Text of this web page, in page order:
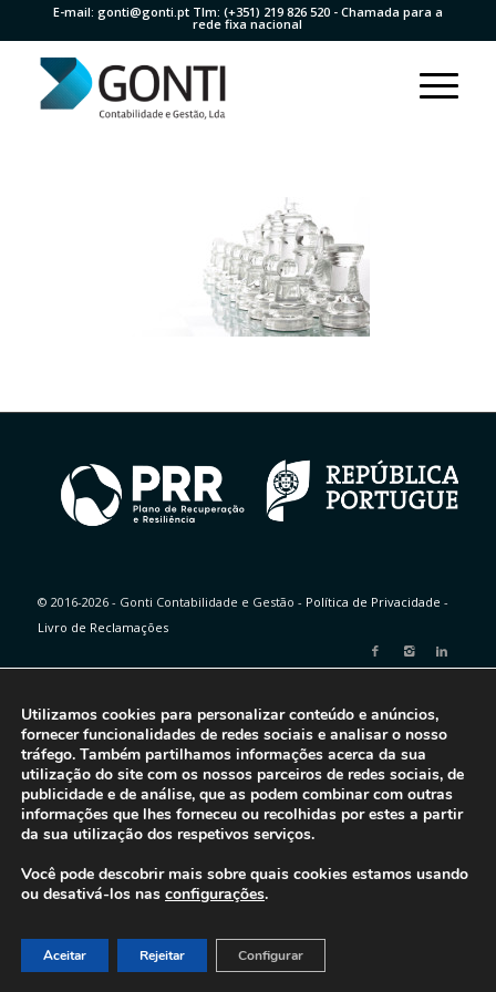
E-mail: gonti@gonti.ptTlm: (+351) 219 826 520- Chamada para a
rede fixa nacional
© 2016-2026 - Gonti Contabilidade e Gestão - Política de Privacidade -
Livro de Reclamações
Utilizamos cookies para personalizar conteúdo e anúncios,
fornecer funcionalidades de redes sociais e analisar o nosso
tráfego. Também partilhamos informações acerca da sua
utilização do site com os nossos parceiros de redes sociais, de
publicidade e de análise, que as podem combinar com outras
informações que lhes forneceu ou recolhidas por estes a partir
da sua utilização dos respetivos serviços.
Você pode descobrir mais sobre quais cookies estamos usando
ou desativá-los nas configurações.
Aceitar Rejeitar Configurar